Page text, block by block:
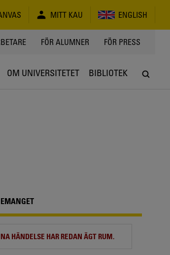
MITT KAU ENGLISH
FÖR ALUMNER FÖR PRESS
OM UNIVERSITETET BIBLIOTEK
HÄNDELSE HAR REDAN ÄGT RUM.